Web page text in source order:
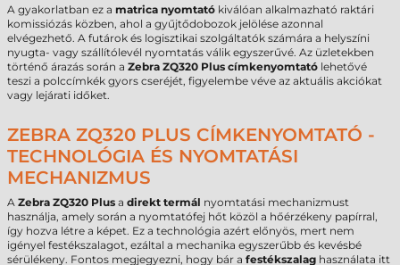
A gyakorlatban ez a matrica nyomtató kiválóan alkalmazható raktári
komissiózás közben, ahol a gyűjtődobozok jelölése azonnal
elvégezhető. A futárok és logisztikai szolgáltatók számára a helyszíni
nyugta- vagy szállítólevél nyomtatás válik egyszerűvé. Az üzletekben
történő árazás során a Zebra ZQ320 Plus címkenyomtató lehetővé
teszi a polccímkék gyors cseréjét, figyelembe véve az aktuális akciókat
vagy lejárati időket.
ZEBRA ZQ320 PLUS CÍMKENYOMTATÓ -
TECHNOLÓGIA ÉS NYOMTATÁSI
MECHANIZMUS
A Zebra ZQ320 Plus a direkt termál nyomtatási mechanizmust
használja, amely során a nyomtatófej hőt közöl a hőérzékeny papírral,
így hozva létre a képet. Ez a technológia azért előnyös, mert nem
igényel festékszalagot, ezáltal a mechanika egyszerűbb és kevésbé
sérülékeny. Fontos megjegyezni, hogy bár a festékszalag használata itt